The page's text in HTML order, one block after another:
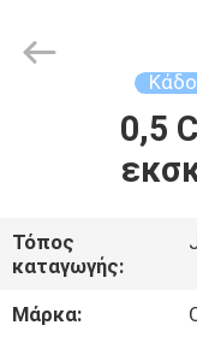
ΒΊΝΤΕΟ
GROUP
0,5
Τόπος
καταγωγής:
Μάρκα: